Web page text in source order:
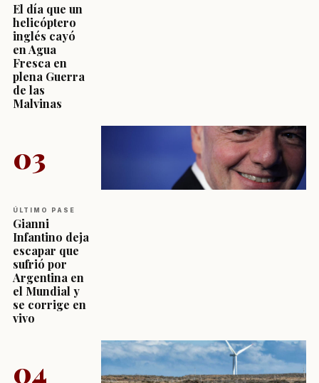
El día que un
helicóptero
inglés cayó
en Agua
Fresca en
plena Guerra
de las
Malvinas
03
ÚLTIMO PASE
Gianni
Infantino deja
escapar que
sufrió por
Argentina en
el Mundial y
se corrige en
vivo
04